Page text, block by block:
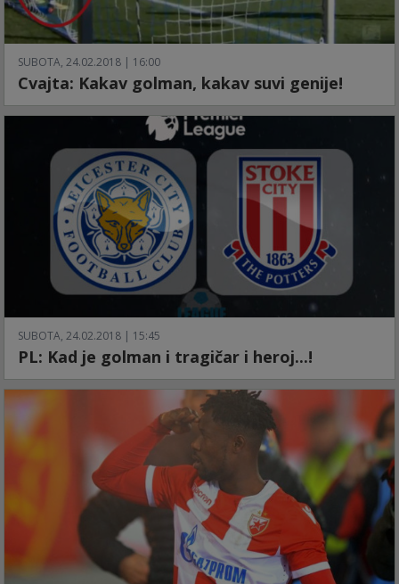
SUBOTA, 24.02.2018 | 16:00
Cvajta: Kakav golman, kakav suvi genije!
SUBOTA, 24.02.2018 | 15:45
PL: Kad je golman i tragičar i heroj...!